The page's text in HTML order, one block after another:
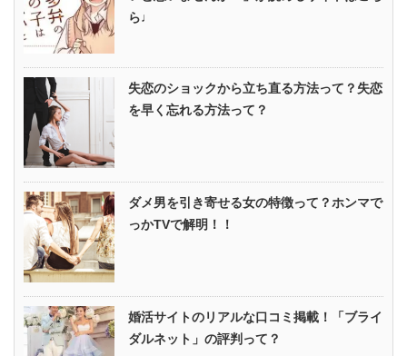
ら♩
失恋のショックから立ち直る方法って？失恋
を早く忘れる方法って？
ダメ男を引き寄せる女の特徴って？ホンマで
っかTVで解明！！
婚活サイトのリアルな口コミ掲載！「ブライ
ダルネット」の評判って？